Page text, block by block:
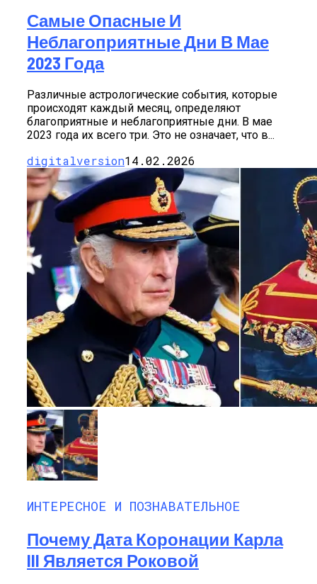
Самые Опасные И
Неблагоприятные Дни В Мае
2023 Года
Различные астрологические события, которые
происходят каждый месяц, определяют
благоприятные и неблагоприятные дни. В мае
2023 года их всего три. Это не означает, что в...
digitalversion14.02.2026
ИНТЕРЕСНОЕ И ПОЗНАВАТЕЛЬНОЕ
Почему Дата Коронации Карла
III Является Роковой